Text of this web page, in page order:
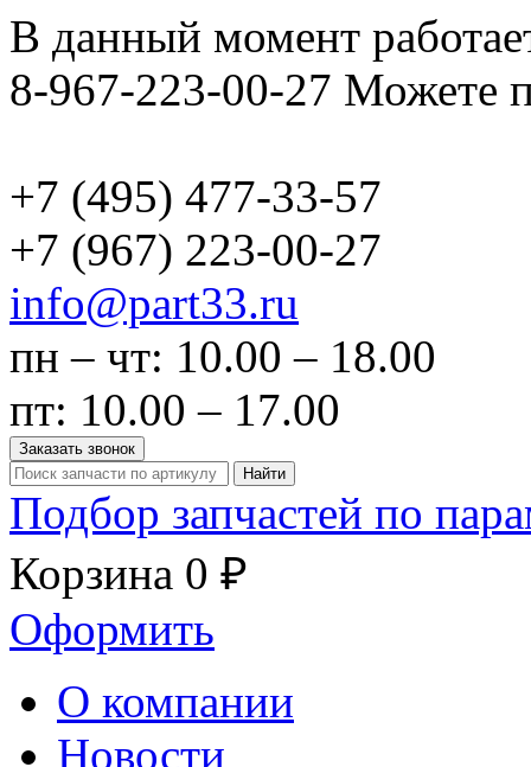
В данный момент
8-967-223-00-27 Можете
+7 (495) 477-33-57
+7 (967) 223-00-27
info@part33.ru
пн – чт: 10.00 – 18.00
пт: 10.00 – 17.00
Заказать звонок
Найти
Подбор запчастей по
Корзина 0 ₽
Оформить
О компании
Новости